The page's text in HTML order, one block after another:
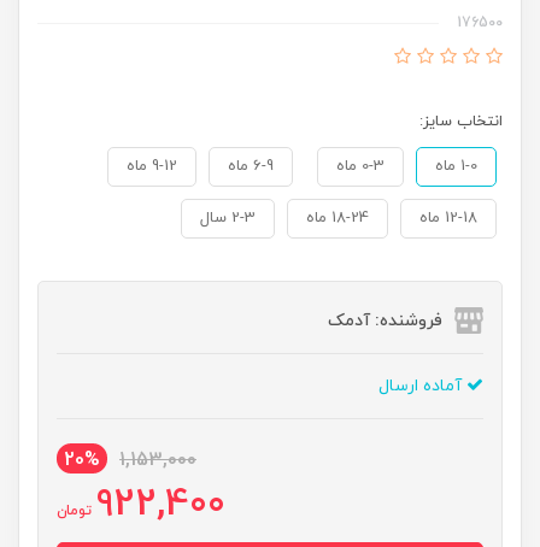
176500
انتخاب سایز:
1-0 ماه 0-3 ماه 6-9 ماه 9-12 ماه
12-18 ماه 18-24 ماه 2-3 سال
فروشنده: آدمک
آماده ارسال
1,153,000
20%
922,400 تومان